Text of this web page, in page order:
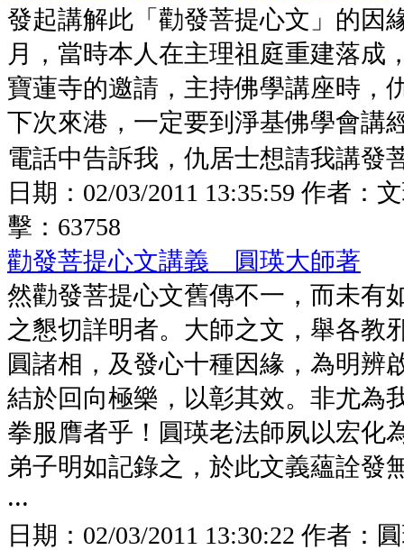
發起講解此「勸發菩提心文」的因
月，當時本人在主理祖庭重建落成
寶蓮寺的邀請，主持佛學講座時，
下次來港，一定要到淨基佛學會講
電話中告訴我，仇居士想請我講發
日期： 02/03/2011 13:35:59 作者：
擊： 63758
勸發菩提心文講義 圓瑛大師著
然勸發菩提心文舊傳不一，而未有
之懇切詳明者。大師之文，舉各教
圓諸相，及發心十種因緣，為明辨
結於回向極樂，以彰其效。非尤為
拳服膺者乎！圓瑛老法師夙以宏化
弟子明如記錄之，於此文義蘊詮發
‧‧‧
日期： 02/03/2011 13:30:22 作者：